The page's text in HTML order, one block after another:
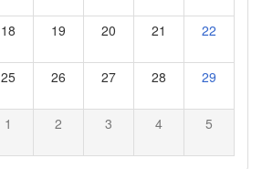
18 19 20 21 22
25 26 27 28 29
1 2 3 4 5